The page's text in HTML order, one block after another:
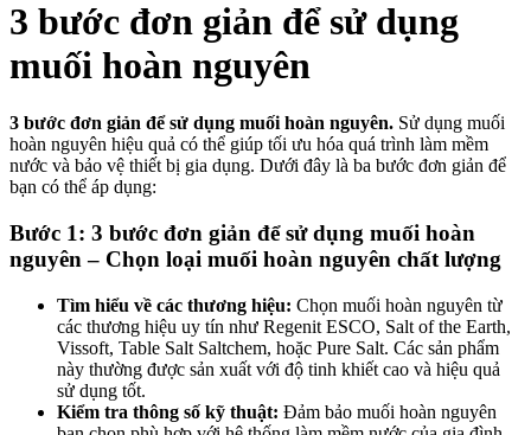
3 bước đơn giản để sử dụng
muối hoàn nguyên
3 bước đơn giản để sử dụng muối hoàn nguyên. Sử dụng muối
hoàn nguyên hiệu quả có thể giúp tối ưu hóa quá trình làm mềm
nước và bảo vệ thiết bị gia dụng. Dưới đây là ba bước đơn giản để
bạn có thể áp dụng:
Bước 1: 3 bước đơn giản để sử dụng muối hoàn
nguyên – Chọn loại muối hoàn nguyên chất lượng
Tìm hiểu về các thương hiệu: Chọn muối hoàn nguyên từ
các thương hiệu uy tín như Regenit ESCO, Salt of the Earth,
Vissoft, Table Salt Saltchem, hoặc Pure Salt. Các sản phẩm
này thường được sản xuất với độ tinh khiết cao và hiệu quả
sử dụng tốt.
Kiểm tra thông số kỹ thuật: Đảm bảo muối hoàn nguyên